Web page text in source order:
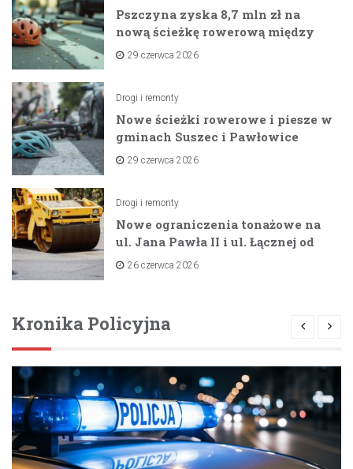
Pszczyna zyska 8,7 mln zł na
nową ścieżkę rowerową między
zaporami
29 czerwca 2026
Drogi i remonty
Nowe ścieżki rowerowe i piesze w
gminach Suszec i Pawłowice
dzięki unijnemu wsparciu
29 czerwca 2026
Drogi i remonty
Nowe ograniczenia tonażowe na
ul. Jana Pawła II i ul. Łącznej od
lipca 2026 roku
26 czerwca 2026
Kronika Policyjna